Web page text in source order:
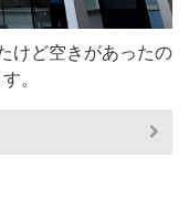
けど空きがあったの
。